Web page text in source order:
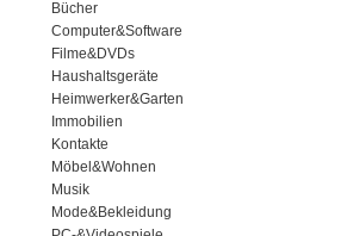
Bücher
Computer&Software
Filme&DVDs
Haushaltsgeräte
Heimwerker&Garten
Immobilien
Kontakte
Möbel&Wohnen
Musik
Mode&Bekleidung